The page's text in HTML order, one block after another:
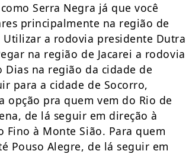
Serra Negra já que você
principalmente na região de
a rodovia presidente Dutra
na região de Jacarei a rodovia
Dias na região da cidade de
para a cidade de Socorro,
opção pra quem vem do Rio de
de lá seguir em direção à
Fino à Monte Sião. Para quem
Pouso Alegre, de lá seguir em